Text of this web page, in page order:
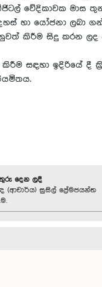
වේදිකාවක මාස
හා යෝජනා ලබා
කිරීම සිදු කරන
කිරීම සඳහා ඉදිරියේ
දෙන ලදී
සුසිල් ප්‍රේමජයන්ත